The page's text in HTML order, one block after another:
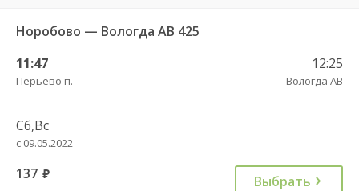
Норобово — Вологда АВ 425
11:47
Перьево п.
12:25
Вологда АВ
Сб,Вс
с 09.05.2022
137 руб. Выбрать